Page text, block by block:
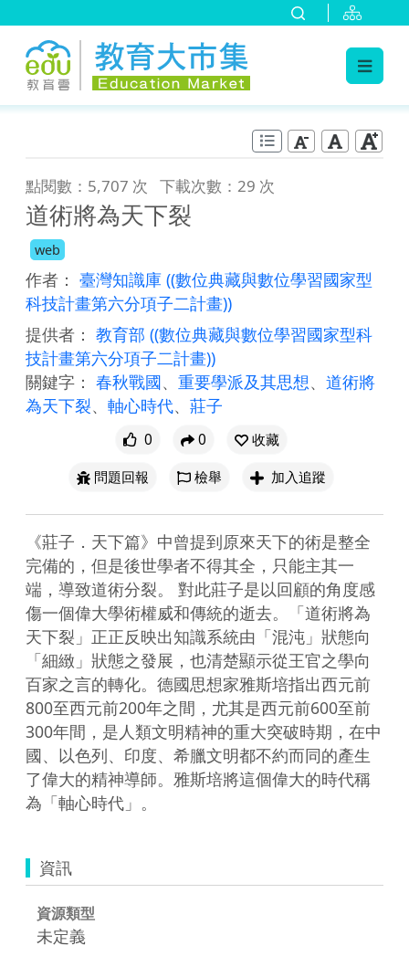
點閱數：5,707 次 下載次數：29 次
道術將為天下裂
web
作者： 臺灣知識庫 ((數位典藏與數位學習國家型
科技計畫第六分項子二計畫))
提供者： 教育部 ((數位典藏與數位學習國家型科
技計畫第六分項子二計畫))
關鍵字： 春秋戰國、 重要學派及其思想、 道術將
為天下裂、 軸心時代、 莊子
0 0
收藏
問題回報
檢舉 加入追蹤
《莊子．天下篇》中曾提到原來天下的術是整全
完備的，但是後世學者不得其全，只能主其一
端，導致道術分裂。 對此莊子是以回顧的角度感
傷一個偉大學術權威和傳統的逝去。「道術將為
天下裂」正正反映出知識系統由「混沌」狀態向
「細緻」狀態之發展，也清楚顯示從王官之學向
百家之言的轉化。德國思想家雅斯培指出西元前
800至西元前200年之間，尤其是西元前600至前
300年間，是人類文明精神的重大突破時期，在中
國、以色列、印度、希臘文明都不約而同的產生
了偉大的精神導師。雅斯培將這個偉大的時代稱
為「軸心時代」。
資訊
資源類型
未定義